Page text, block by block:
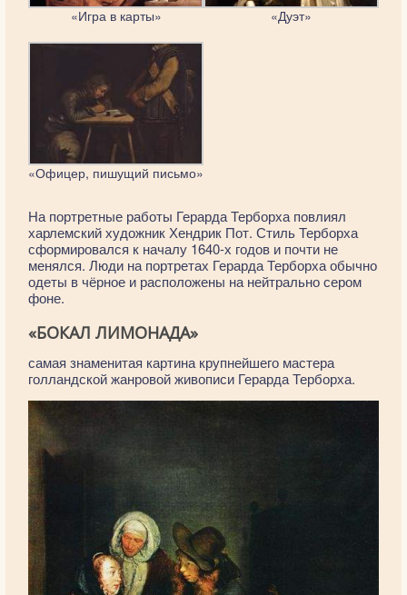
«Игра в карты» «Дуэт»
«Офицер, пишущий письмо»
На портретные работы Герарда Терборха повлиял
харлемский художник Хендрик Пот. Стиль Терборха
сформировался к началу 1640-х годов и почти не
менялся. Люди на портретах Герарда Терборха обычно
одеты в чёрное и расположены на нейтрально сером
фоне.
«БОКАЛ ЛИМОНАДА»
самая знаменитая картина крупнейшего мастера
голландской жанровой живописи Герарда Терборха.